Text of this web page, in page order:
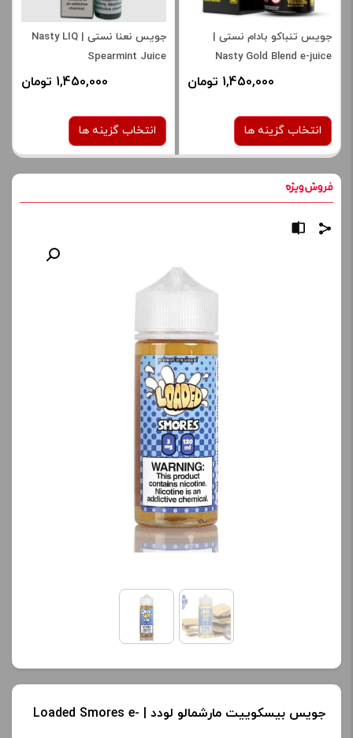
جویس تنباکو بادام نستی |
Nasty Gold Blend e-juice
1,450,000 تومان
انتخاب گزینه ها
نیکوتین:
محصول را از کادر بالا انتخاب
-
ک
جویس نعنا نستی | Nasty LIQ
Spearmint Juice
1,450,000 تومان
انتخاب گزینه ها
برای فعال شدن سبد خرید و
محصول را از کادر بالا انتخاب
کنید.
آخرین بروزرسانی
قیمت: 13 ساعت پیش
تمامی قیمت ها بروز
هستند.
+
جویس بیسکوییت مارشمالو لودد | Loaded Smores e-